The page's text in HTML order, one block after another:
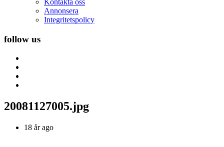
Kontakta oss
Annonsera
Integritetspolicy
follow us
20081127005.jpg
18 år ago